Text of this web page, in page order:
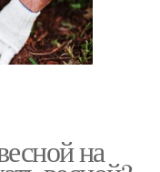
на